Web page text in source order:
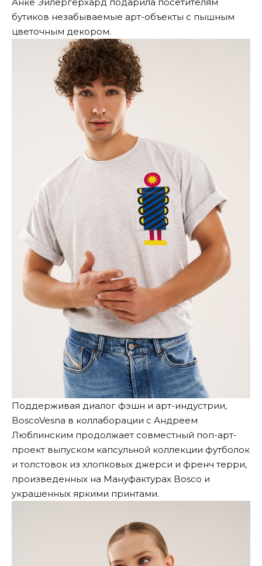
бутиков незабываемые арт-объекты с пышным
цветочным декором.
Поддерживая диалог фэшн и арт-индустрии,
BoscoVesna в коллаборации с Андреем
Люблинским продолжает совместный поп-арт-
проект выпуском капсульной коллекции футболок
и толстовок из хлопковых джерси и френч терри,
произведенных на Мануфактурах Bosco и
украшенных яркими принтами.